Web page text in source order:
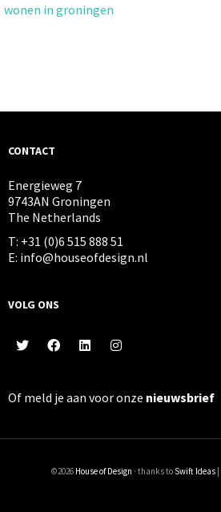
wonen in groningen
CONTACT
Energieweg 7
9743AN Groningen
The Netherlands
T: +31 (0)6 515 888 51
E: info@houseofdesign.nl
VOLG ONS
Of meld je aan voor onze nieuwsbrief
©2026 House of Design · thanks to Swift Ideas|